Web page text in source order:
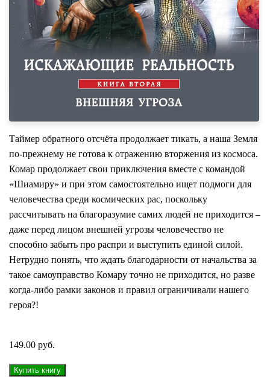
Таймер обратного отсчёта продолжает тикать, а наша Земля
по-прежнему не готова к отражению вторжения из космоса.
Комар продолжает свои приключения вместе с командой
«Шиамиру» и при этом самостоятельно ищет подмоги для
человечества среди космических рас, поскольку
рассчитывать на благоразумие самих людей не приходится –
даже перед лицом внешней угрозы человечество не
способно забыть про распри и выступить единой силой.
Нетрудно понять, что ждать благодарности от начальства за
такое самоуправство Комару точно не приходится, но разве
когда-либо рамки законов и правил ограничивали нашего
героя?!
149.00 руб.